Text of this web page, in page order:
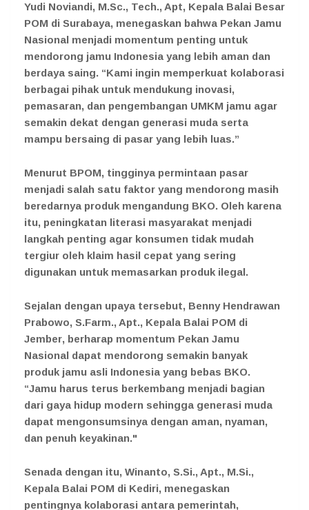
Yudi Noviandi, M.Sc., Tech., Apt, Kepala Balai Besar
POM di Surabaya, menegaskan bahwa Pekan Jamu
Nasional menjadi momentum penting untuk
mendorong jamu Indonesia yang lebih aman dan
berdaya saing. “Kami ingin memperkuat kolaborasi
berbagai pihak untuk mendukung inovasi,
pemasaran, dan pengembangan UMKM jamu agar
semakin dekat dengan generasi muda serta
mampu bersaing di pasar yang lebih luas.”
Menurut BPOM, tingginya permintaan pasar
menjadi salah satu faktor yang mendorong masih
beredarnya produk mengandung BKO. Oleh karena
itu, peningkatan literasi masyarakat menjadi
langkah penting agar konsumen tidak mudah
tergiur oleh klaim hasil cepat yang sering
digunakan untuk memasarkan produk ilegal.
Sejalan dengan upaya tersebut, Benny Hendrawan
Prabowo, S.Farm., Apt., Kepala Balai POM di
Jember, berharap momentum Pekan Jamu
Nasional dapat mendorong semakin banyak
produk jamu asli Indonesia yang bebas BKO.
“Jamu harus terus berkembang menjadi bagian
dari gaya hidup modern sehingga generasi muda
dapat mengonsumsinya dengan aman, nyaman,
dan penuh keyakinan."
Senada dengan itu, Winanto, S.Si., Apt., M.Si.,
Kepala Balai POM di Kediri, menegaskan
pentingnya kolaborasi antara pemerintah,